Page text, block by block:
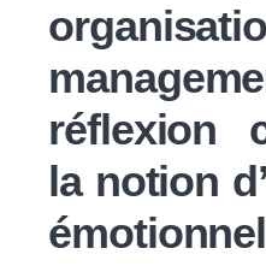
réflexion
la notion